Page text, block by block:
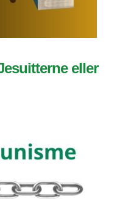
eller